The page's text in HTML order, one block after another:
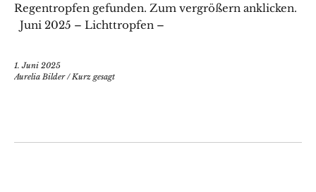
Regentropfen gefunden. Zum vergrößern anklicken.
Juni 2025 – Lichttropfen –
1. Juni 2025
Aurelia Bilder/ Kurz gesagt